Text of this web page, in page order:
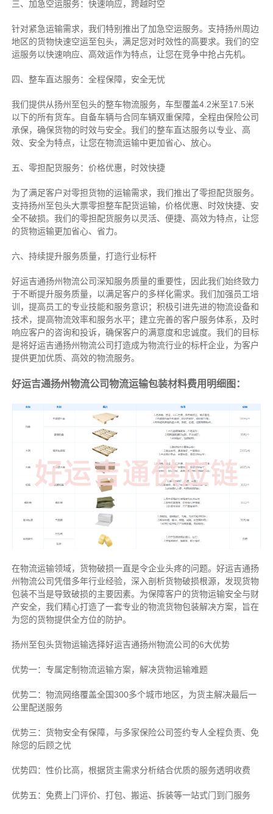
三、加急空运服务：快速响应，跨越时空
针对紧急运输需求，我们特别推出了加急空运服务。支持扬州周边
地区的货物快速空运至包头，满足您对时效性的高要求。我们的空
运服务以快速响应、高效运作为特点，让您在竞争中抢占先机。
四、整车直达服务：全程保障，安全无忧
我们提供从扬州至包头的整车物流服务，车型覆盖4.2米至17.5米
以下的所有货车。自备车辆与合同车辆双重保障，全程由保险公司
承保，确保货物的时效与安全。我们的整车直达服务以专业、高
效、安全为特点，让您在物流运输中更加省心、放心。
五、零担配货服务：价格优惠，时效快捷
为了满足客户对零担货物的运输需求，我们推出了零担配货服务。
支持扬州至包头大票零担整车配货运输，价格优惠、时效快捷、安
全不破损。我们的零担配货服务以灵活、便捷、高效为特点，让您
的货物运输更加省心、省力。
六、持续提升服务质量，打造行业标杆
好运吉通扬州物流公司深知服务质量的重要性，因此我们始终致力
于不断提升服务质量，以满足客户的多样化需求。我们加强员工培
训，提高员工的专业技能和服务意识；积极引进先进的物流设备和
技术，提高物流效率和服务水平；建立完善的客户服务体系，及时
响应客户的咨询和投诉，确保客户的满意度和忠诚度。我们的目标
是将好运吉通扬州物流公司打造成为物流行业的标杆企业，为客户
提供更加优质、高效的物流服务。
好运吉通扬州物流公司物流运输包装材料费用明细图：
在物流运输领域，货物破损一直是令企业头疼的问题。好运吉通扬
州物流公司凭借多年行业经验，深入剖析货物破损根源，发现货物
包装不当是导致破损的主要因素。为保障客户的货物运输安全与财
产安全，我们精心打造了一套专业的物流货物包装解决方案，旨在
为您的货物提供全方位的防护。
扬州至包头货物运输选择好运吉通扬州物流公司的6大优势
优势一：专属定制物流运输方案，解决货物运输难题
优势二：物流网络覆盖全国300多个城市地区，为货主解决最后一
公里配送服务
优势三：货物安全有保障，与多家保险公司签约专人全程负责、免
除您的后顾之忧
优势四：性价比高，根据货主需求分析结合优质的服务透明收费
优势五：免费上门评价、打包、搬运、拆装等一站式门到门服务